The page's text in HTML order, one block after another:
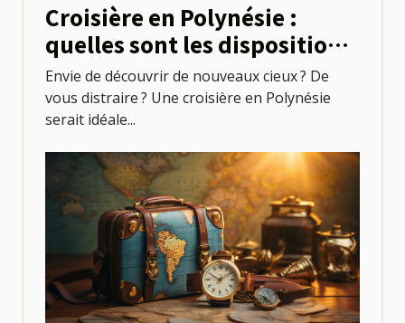
Croisière en Polynésie :
quelles sont les dispositions
à prendre ?
Envie de découvrir de nouveaux cieux ? De
vous distraire ? Une croisière en Polynésie
serait idéale...